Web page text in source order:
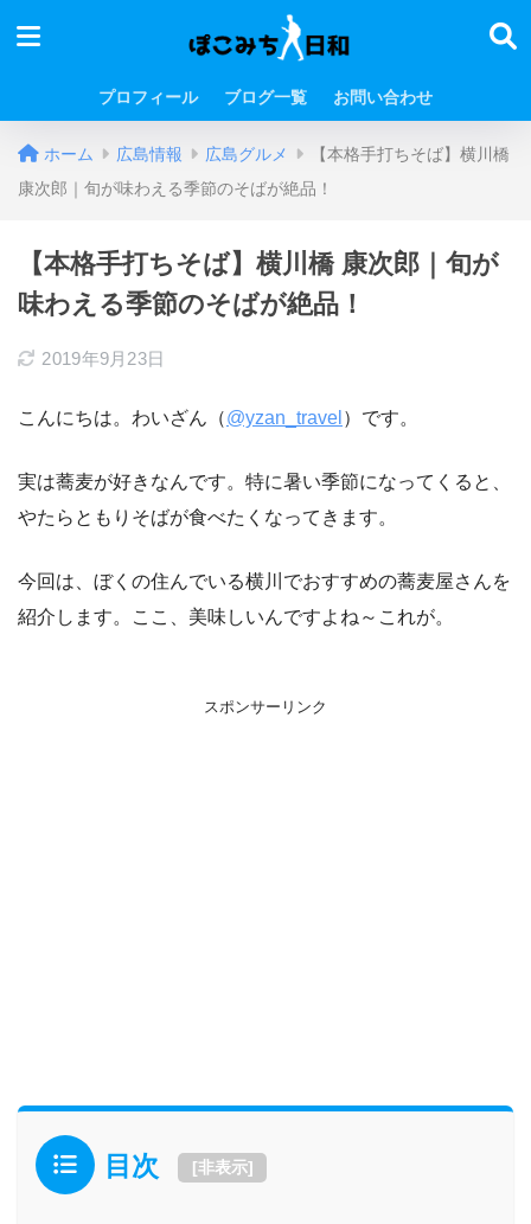
プロフィール ブログ一覧 お問い合わせ
ホーム 広島情報 広島グルメ
【本格手打ちそば】横川橋
康次郎｜旬が味わえる季節のそばが絶品！
【本格手打ちそば】横川橋 康次郎｜旬が
味わえる季節のそばが絶品！
2019年9月23日
こんにちは。わいざん（@yzan_travel ）です。
実は蕎麦が好きなんです。特に暑い季節になってくると、
やたらともりそばが食べたくなってきます。
今回は、ぼくの住んでいる横川でおすすめの蕎麦屋さんを
紹介します。ここ、美味しいんですよね～これが。
スポンサーリンク
目次 [非表示]